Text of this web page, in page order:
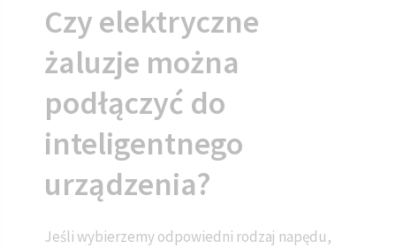
Czy elektryczne
żaluzje można
podłączyć do
inteligentnego
urządzenia?
Jeśli wybierzemy odpowiedni rodzaj napędu,